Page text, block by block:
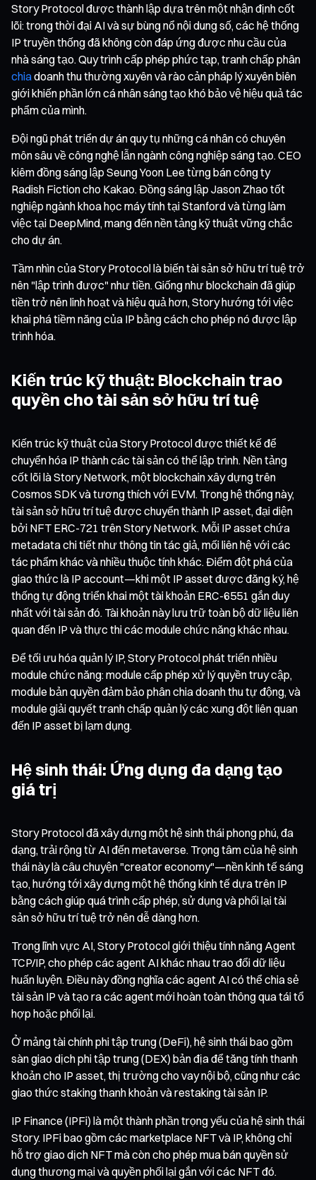
Story Protocol được thành lập dựa trên một nhận định cốt
lõi: trong thời đại AI và sự bùng nổ nội dung số, các hệ thống
IP truyền thống đã không còn đáp ứng được nhu cầu của
nhà sáng tạo. Quy trình cấp phép phức tạp, tranh chấp phân
chiadoanh thu thường xuyên và rào cản pháp lý xuyên biên
giới khiến phần lớn cá nhân sáng tạo khó bảo vệ hiệu quả tác
phẩm của mình.
Đội ngũ phát triển dự án quy tụ những cá nhân có chuyên
môn sâu về công nghệ lẫn ngành công nghiệp sáng tạo. CEO
kiêm đồng sáng lập Seung Yoon Lee từng bán công ty
Radish Fiction cho Kakao. Đồng sáng lập Jason Zhao tốt
nghiệp ngành khoa học máy tính tại Stanford và từng làm
việc tại DeepMind, mang đến nền tảng kỹ thuật vững chắc
cho dự án.
Tầm nhìn của Story Protocol là biến tài sản sở hữu trí tuệ trở
nên "lập trình được" như tiền. Giống như blockchain đã giúp
tiền trở nên linh hoạt và hiệu quả hơn, Story hướng tới việc
khai phá tiềm năng của IP bằng cách cho phép nó được lập
trình hóa.
Kiến trúc kỹ thuật: Blockchain trao
quyền cho tài sản sở hữu trí tuệ
Kiến trúc kỹ thuật của Story Protocol được thiết kế để
chuyển hóa IP thành các tài sản có thể lập trình. Nền tảng
cốt lõi là Story Network, một blockchain xây dựng trên
Cosmos SDK và tương thích với EVM. Trong hệ thống này,
tài sản sở hữu trí tuệ được chuyển thành IP asset, đại diện
bởi NFT ERC-721 trên Story Network. Mỗi IP asset chứa
metadata chi tiết như thông tin tác giả, mối liên hệ với các
tác phẩm khác và nhiều thuộc tính khác. Điểm đột phá của
giao thức là IP account—khi một IP asset được đăng ký, hệ
thống tự động triển khai một tài khoản ERC-6551 gắn duy
nhất với tài sản đó. Tài khoản này lưu trữ toàn bộ dữ liệu liên
quan đến IP và thực thi các module chức năng khác nhau.
Để tối ưu hóa quản lý IP, Story Protocol phát triển nhiều
module chức năng: module cấp phép xử lý quyền truy cập,
module bản quyền đảm bảo phân chia doanh thu tự động, và
module giải quyết tranh chấp quản lý các xung đột liên quan
đến IP asset bị lạm dụng.
Hệ sinh thái: Ứng dụng đa dạng tạo
giá trị
Story Protocol đã xây dựng một hệ sinh thái phong phú, đa
dạng, trải rộng từ AI đến metaverse. Trọng tâm của hệ sinh
thái này là câu chuyện "creator economy"—nền kinh tế sáng
tạo, hướng tới xây dựng một hệ thống kinh tế dựa trên IP
bằng cách giúp quá trình cấp phép, sử dụng và phối lại tài
sản sở hữu trí tuệ trở nên dễ dàng hơn.
Trong lĩnh vực AI, Story Protocol giới thiệu tính năng Agent
TCP/IP, cho phép các agent AI khác nhau trao đổi dữ liệu
huấn luyện. Điều này đồng nghĩa các agent AI có thể chia sẻ
tài sản IP và tạo ra các agent mới hoàn toàn thông qua tái tổ
hợp hoặc phối lại.
Ở mảng tài chính phi tập trung (DeFi), hệ sinh thái bao gồm
sàn giao dịch phi tập trung (DEX) bản địa để tăng tính thanh
khoản cho IP asset, thị trường cho vay nội bộ, cũng như các
giao thức staking thanh khoản và restaking tài sản IP.
IP Finance (IPFi) là một thành phần trọng yếu của hệ sinh thái
Story. IPFi bao gồm các marketplace NFT và IP, không chỉ
hỗ trợ giao dịch NFT mà còn cho phép mua bán quyền sử
dụng thương mại và quyền phối lại gắn với các NFT đó.